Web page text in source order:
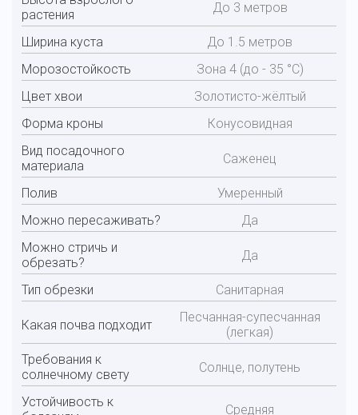
растения
До 3 метров
Ширина куста
До 1.5 метров
Морозостойкость
Зона 4 (до - 35 °С)
Цвет хвои
Золотисто-жёлтый
Форма кроны
Конусовидная
Вид посадочного
материала
Саженец
Полив
Умеренный
Можно пересаживать?
Да
Можно стричь и
обрезать?
Да
Тип обрезки Санитарная
Какая почва подходит
Песчанная-супесчанная
(легкая)
Требования к
солнечному свету
Солнце, полутень
Устойчивость к
Средняя